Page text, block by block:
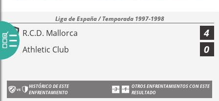
Liga de España / Temporada 1997-1998
R.C.D. Mallorca 4
Athletic Club 0
HISTÓRICO DE ESTE
ENFRENTAMIENTO
OTROS ENFRENTAMIENTOS CON ESTE
RESULTADO